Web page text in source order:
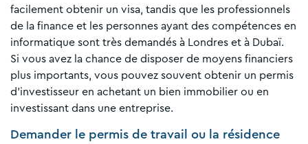
facilement obtenir un visa, tandis que les professionnels
de la finance et les personnes ayant des compétences en
informatique sont très demandés à Londres et à Dubaï.
Si vous avez la chance de disposer de moyens financiers
plus importants, vous pouvez souvent obtenir un permis
d'investisseur en achetant un bien immobilier ou en
investissant dans une entreprise.
Demander le permis de travail ou la résidence